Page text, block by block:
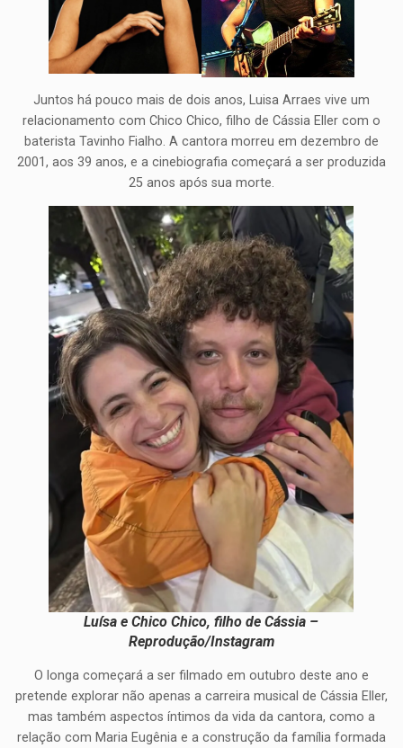
Juntos há pouco mais de dois anos, Luisa Arraes vive um
relacionamento com Chico Chico, filho de Cássia Eller com o
baterista Tavinho Fialho. A cantora morreu em dezembro de
2001, aos 39 anos, e a cinebiografia começará a ser produzida
25 anos após sua morte.
Luísa e Chico Chico, filho de Cássia –
Reprodução/Instagram
O longa começará a ser filmado em outubro deste ano e
pretende explorar não apenas a carreira musical de Cássia Eller,
mas também aspectos íntimos da vida da cantora, como a
relação com Maria Eugênia e a construção da família formada